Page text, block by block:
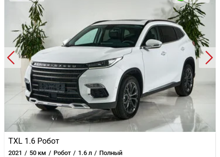
TXL 1.6 Робот
2021 50 км Робот 1.6 л Полный